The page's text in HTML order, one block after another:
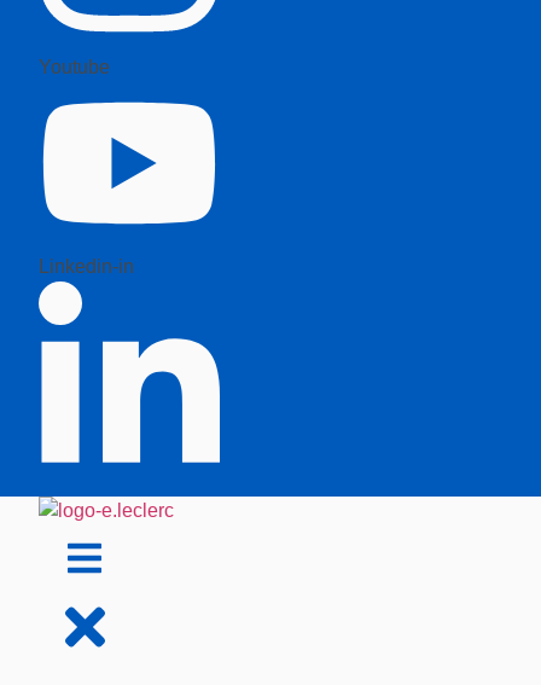
Youtube
Linkedin-in